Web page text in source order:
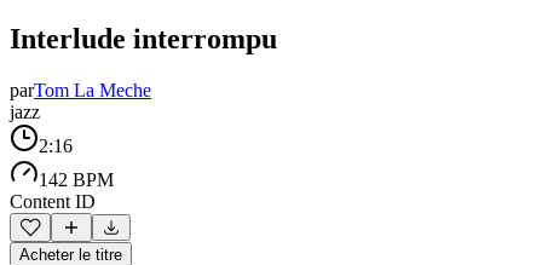
Interlude interrompu
parTom La Meche
jazz
2:16
142 BPM
Content ID
Acheter le titre